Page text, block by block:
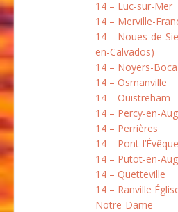
14 – Luc-sur-Mer
14 – Merville-
14 – Noues-de-
en-Calvados)
14 – Noyers-
14 – Osmanville
14 – Ouistreham
14 – Percy-en-
14 – Perrières
14 – Pont-l’Évêque
14 – Putot-en-
14 – Quetteville
14 – Ranville
Notre-Dame